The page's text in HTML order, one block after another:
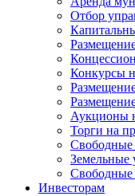
Отбор
Конкурсы
Аукционы
Торги на
Свободные
Земельные
Свободные
Инвесторам